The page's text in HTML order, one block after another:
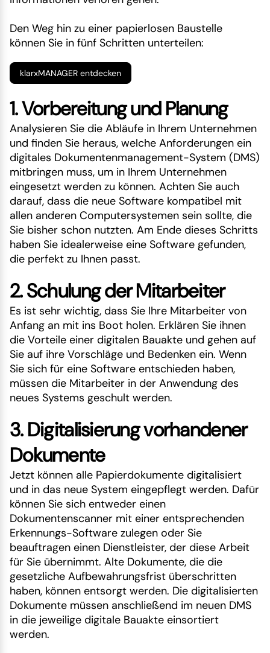
Den Weg hin zu einer papierlosen Baustelle
können Sie in fünf Schritten unterteilen:
klarxMANAGER entdecken
1. Vorbereitung und Planung
Analysieren Sie die Abläufe in Ihrem Unternehmen
und finden Sie heraus, welche Anforderungen ein
digitales Dokumentenmanagement-System (DMS)
mitbringen muss, um in Ihrem Unternehmen
eingesetzt werden zu können. Achten Sie auch
darauf, dass die neue Software kompatibel mit
allen anderen Computersystemen sein sollte, die
Sie bisher schon nutzten. Am Ende dieses Schritts
haben Sie idealerweise eine Software gefunden,
die perfekt zu Ihnen passt.
2. Schulung der Mitarbeiter
Es ist sehr wichtig, dass Sie Ihre Mitarbeiter von
Anfang an mit ins Boot holen. Erklären Sie ihnen
die Vorteile einer digitalen Bauakte und gehen auf
Sie auf ihre Vorschläge und Bedenken ein. Wenn
Sie sich für eine Software entschieden haben,
müssen die Mitarbeiter in der Anwendung des
neues Systems geschult werden.
3. Digitalisierung vorhandener
Dokumente
Jetzt können alle Papierdokumente digitalisiert
und in das neue System eingepflegt werden. Dafür
können Sie sich entweder einen
Dokumentenscanner mit einer entsprechenden
Erkennungs-Software zulegen oder Sie
beauftragen einen Dienstleister, der diese Arbeit
für Sie übernimmt. Alte Dokumente, die die
gesetzliche Aufbewahrungsfrist überschritten
haben, können entsorgt werden. Die digitalisierten
Dokumente müssen anschließend im neuen DMS
in die jeweilige digitale Bauakte einsortiert
werden.